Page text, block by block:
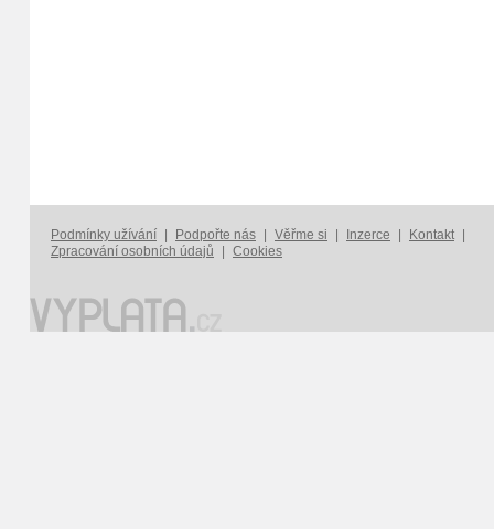
Podmínky užívání Podpořte nás Věřme si Inzerce Kontakt
Zpracování osobních údajů
Cookies